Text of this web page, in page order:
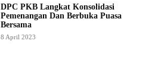
DPC PKB Langkat Konsolidasi
Pemenangan Dan Berbuka Puasa
Bersama
8 April 2023